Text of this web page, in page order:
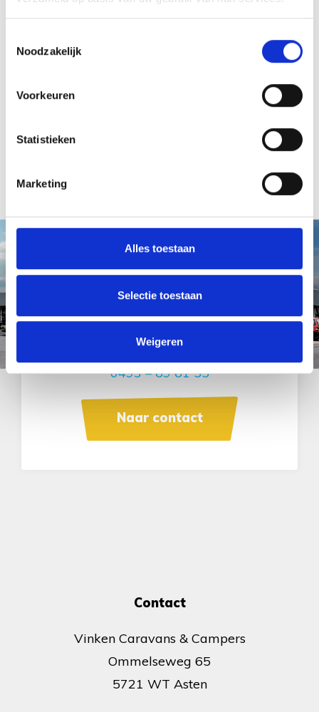
Noodzakelijk
Voorkeuren
Statistieken
Marketing
Alles toestaan
Selectie toestaan
Weigeren
Vragen of advies nodig?
Neem contact met ons op of bel
0493 – 69 61 55
Naar contact
Contact
Vinken Caravans & Campers
Ommelseweg 65
5721 WT Asten